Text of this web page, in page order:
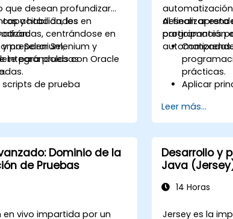
que desean profundizar
y habilidades en
centrándose en
Selenium,
integrándolas con Oracle
capacitación, los
preparar Selenium y
para pruebas
scripts de prueba
pruebas automatizadas
Oracle APEX y .Net
de aprendizaje
para mejorar la
de pruebas.
desde las
desean
programación
automatizadas.
Al finalizar
participantes
prácticas.
Aplicar
para crear
Diseñar y
prácticas
Leer más...
Dominio de la
de Pruebas
vivo impartida por un
Desarrollo y
Java
14 Horas
Jersey es la